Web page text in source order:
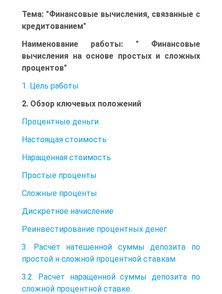
Тема: "Финансовые вычисления, связанные с
кредитованием"
Наименование работы: " Финансовые
вычисления на основе простых и сложных
процентов"
1. Цель работы
2. Обзор ключевых положений
Процентные деньги
Настоящая стоимость
Наращенная стоимость
Простые проценты
Сложные проценты
Дискретное начисление
Реинвестирование процентных денег
3. Расчёт натешенной суммы депозита по
простой н сложной процентной ставкам.
3.2. Расчёт наращенной суммы депозита по
сложной процентной ставке.